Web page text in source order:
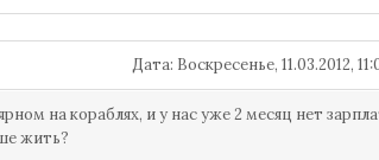
Дата: Воскресенье, 11.03.2012,
на кораблях, и у нас уже 2 месяц нет
жить?